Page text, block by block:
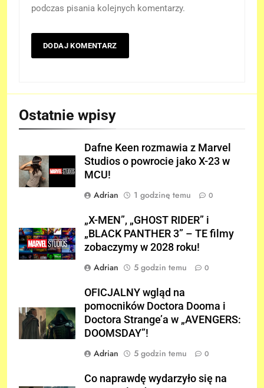
podczas pisania kolejnych komentarzy.
Ostatnie wpisy
Dafne Keen rozmawia z Marvel
Studios o powrocie jako X-23 w
MCU!
Adrian
1 godzinę temu 0
„X-MEN”, „GHOST RIDER” i
„BLACK PANTHER 3” – TE filmy
zobaczymy w 2028 roku!
Adrian
5 godzin temu 0
OFICJALNY wgląd na
pomocników Doctora Dooma i
Doctora Strange’a w „AVENGERS:
DOOMSDAY”!
Adrian
5 godzin temu 0
Co naprawdę wydarzyło się na